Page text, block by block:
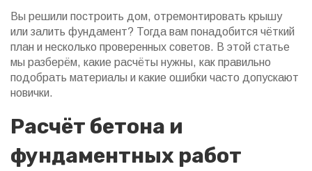
Вы решили построить дом, отремонтировать крышу
или залить фундамент? Тогда вам понадобится чёткий
план и несколько проверенных советов. В этой статье
мы разберём, какие расчёты нужны, как правильно
подобрать материалы и какие ошибки часто допускают
новички.
Расчёт бетона и
фундаментных работ